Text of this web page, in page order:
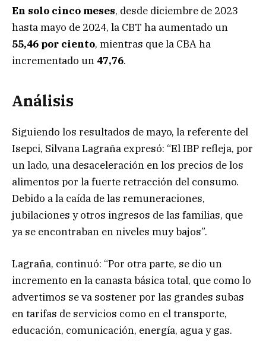
En solo cinco meses, desde diciembre de 2023
hasta mayo de 2024, la CBT ha aumentado un
55,46 por ciento, mientras que la CBA ha
incrementado un 47,76.
Análisis
Siguiendo los resultados de mayo, la referente del
Isepci, Silvana Lagraña expresó: “El IBP refleja, por
un lado, una desaceleración en los precios de los
alimentos por la fuerte retracción del consumo.
Debido a la caída de las remuneraciones,
jubilaciones y otros ingresos de las familias, que
ya se encontraban en niveles muy bajos”.
Lagraña, continuó: “Por otra parte, se dio un
incremento en la canasta básica total, que como lo
advertimos se va sostener por las grandes subas
en tarifas de servicios como en el transporte,
educación, comunicación, energía, agua y gas.